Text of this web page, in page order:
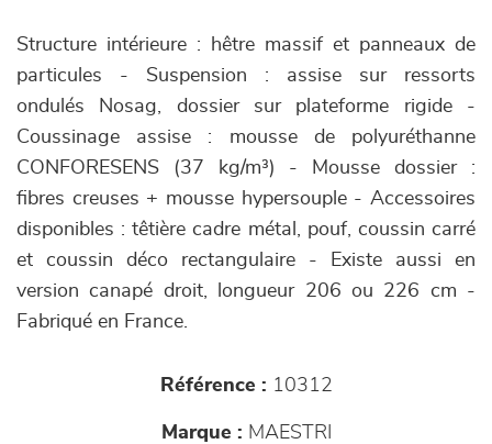
Structure intérieure : hêtre massif et panneaux de
particules - Suspension : assise sur ressorts
ondulés Nosag, dossier sur plateforme rigide -
Coussinage assise : mousse de polyuréthanne
CONFORESENS (37 kg/m³) - Mousse dossier :
fibres creuses + mousse hypersouple - Accessoires
disponibles : têtière cadre métal, pouf, coussin carré
et coussin déco rectangulaire - Existe aussi en
version canapé droit, longueur 206 ou 226 cm -
Fabriqué en France.
Référence : 10312
Marque : MAESTRI